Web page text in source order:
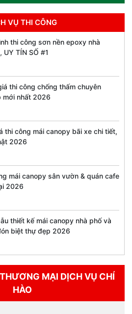
VỤ THI CÔNG
thi công sơn nền epoxy nhà
UY TÍN SỐ #1
thi công chống thấm chuyên
mới nhất 2026
thi công mái canopy bãi xe chi tiết,
2026
mái canopy sân vườn & quán cafe
2026
thiết kế mái canopy nhà phố và
biệt thự đẹp 2026
MẠI DỊCH VỤ CHÍ
HÀO